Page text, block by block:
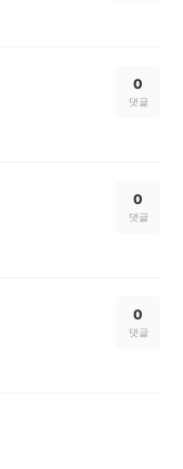
0
댓글
0
댓글
0
댓글